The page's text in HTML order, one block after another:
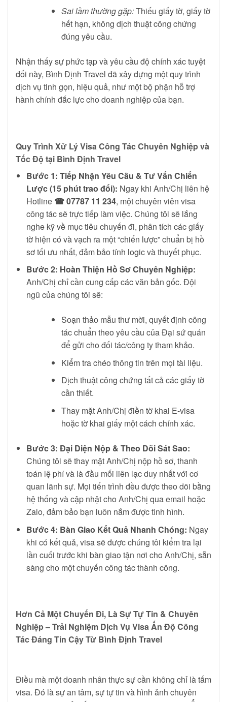
Sai lầm thường gặp:Thiếu giấy tờ, giấy tờ
hết hạn, không dịch thuật công chứng
đúng yêu cầu.
Nhận thấy sự phức tạp và yêu cầu độ chính xác tuyệt
đối này, Bình Định Travel đã xây dựng một quy trình
dịch vụ tinh gọn, hiệu quả, như một bộ phận hỗ trợ
hành chính đắc lực cho doanh nghiệp của bạn.
Quy Trình Xử Lý Visa Công Tác Chuyên Nghiệp và
Tốc Độ tại Bình Định Travel
Bước 1: Tiếp Nhận Yêu Cầu & Tư Vấn Chiến
Lược (15 phút trao đổi): Ngay khi Anh/Chị liên hệ
Hotline ☎ 07787 11 234, một chuyên viên visa
công tác sẽ trực tiếp làm việc. Chúng tôi sẽ lắng
nghe kỹ về mục tiêu chuyến đi, phân tích các giấy
tờ hiện có và vạch ra một “chiến lược” chuẩn bị hồ
sơ tối ưu nhất, đảm bảo tính logic và thuyết phục.
Bước 2: Hoàn Thiện Hồ Sơ Chuyên Nghiệp:
Anh/Chị chỉ cần cung cấp các văn bản gốc. Đội
ngũ của chúng tôi sẽ:
Soạn thảo mẫu thư mời, quyết định công
tác chuẩn theo yêu cầu của Đại sứ quán
để gửi cho đối tác/công ty tham khảo.
Kiểm tra chéo thông tin trên mọi tài liệu.
Dịch thuật công chứng tất cả các giấy tờ
cần thiết.
Thay mặt Anh/Chị điền tờ khai E-visa
hoặc tờ khai giấy một cách chính xác.
Bước 3: Đại Diện Nộp & Theo Dõi Sát Sao:
Chúng tôi sẽ thay mặt Anh/Chị nộp hồ sơ, thanh
toán lệ phí và là đầu mối liên lạc duy nhất với cơ
quan lãnh sự. Mọi tiến trình đều được theo dõi bằng
hệ thống và cập nhật cho Anh/Chị qua email hoặc
Zalo, đảm bảo bạn luôn nắm được tình hình.
Bước 4: Bàn Giao Kết Quả Nhanh Chóng: Ngay
khi có kết quả, visa sẽ được chúng tôi kiểm tra lại
lần cuối trước khi bàn giao tận nơi cho Anh/Chị, sẵn
sàng cho một chuyến công tác thành công.
Hơn Cả Một Chuyến Đi, Là Sự Tự Tin & Chuyên
Nghiệp – Trải Nghiệm Dịch Vụ Visa Ấn Độ Công
Tác Đáng Tin Cậy Từ Bình Định Travel
Điều mà một doanh nhân thực sự cần không chỉ là tấm
visa. Đó là sự an tâm, sự tự tin và hình ảnh chuyên